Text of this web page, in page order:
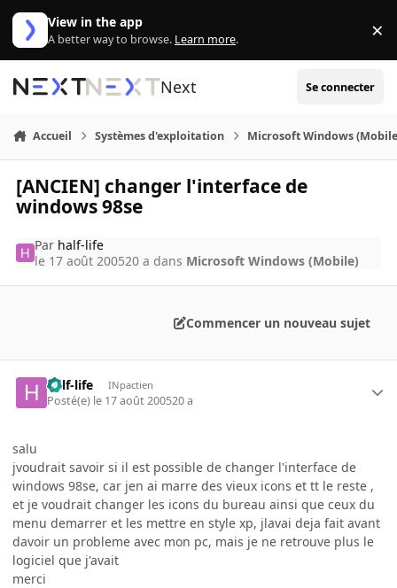
Aller au contenu
View in the app
A better way to browse. Learn more. ×
Next Se connecter
Accueil Systèmes d'exploitation Microsoft Windows
[ANCIEN] changer l'interface de
windows 98se
Par half-life
le 17 août 200520 a dans Microsoft Windows (Mobile)
Commencer un nouveau sujet
half-life INpactien
Posté(e) le 17 août 200520 a
salu
jvoudrait savoir si il est possible de changer l'interface de
windows 98se, car jen ai marre des vieux icons et tt le reste ,
et je voudrait changer les icons du bureau ainsi que ceux du
menu demarrer et les mettre en style xp, jlavai deja fait avant
davoir un probleme avec mon pc, mais je ne retrouve plus le
logiciel que j'avait
merci